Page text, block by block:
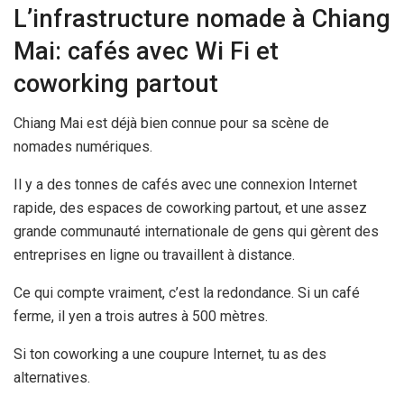
L’infrastructure nomade à Chiang
Mai: cafés avec Wi Fi et
coworking partout
Chiang Mai est déjà bien connue pour sa scène de
nomades numériques.
Il y a des tonnes de cafés avec une connexion Internet
rapide, des espaces de coworking partout, et une assez
grande communauté internationale de gens qui gèrent des
entreprises en ligne ou travaillent à distance.
Ce qui compte vraiment, c’est la redondance. Si un café
ferme, il yen a trois autres à 500 mètres.
Si ton coworking a une coupure Internet, tu as des
alternatives.